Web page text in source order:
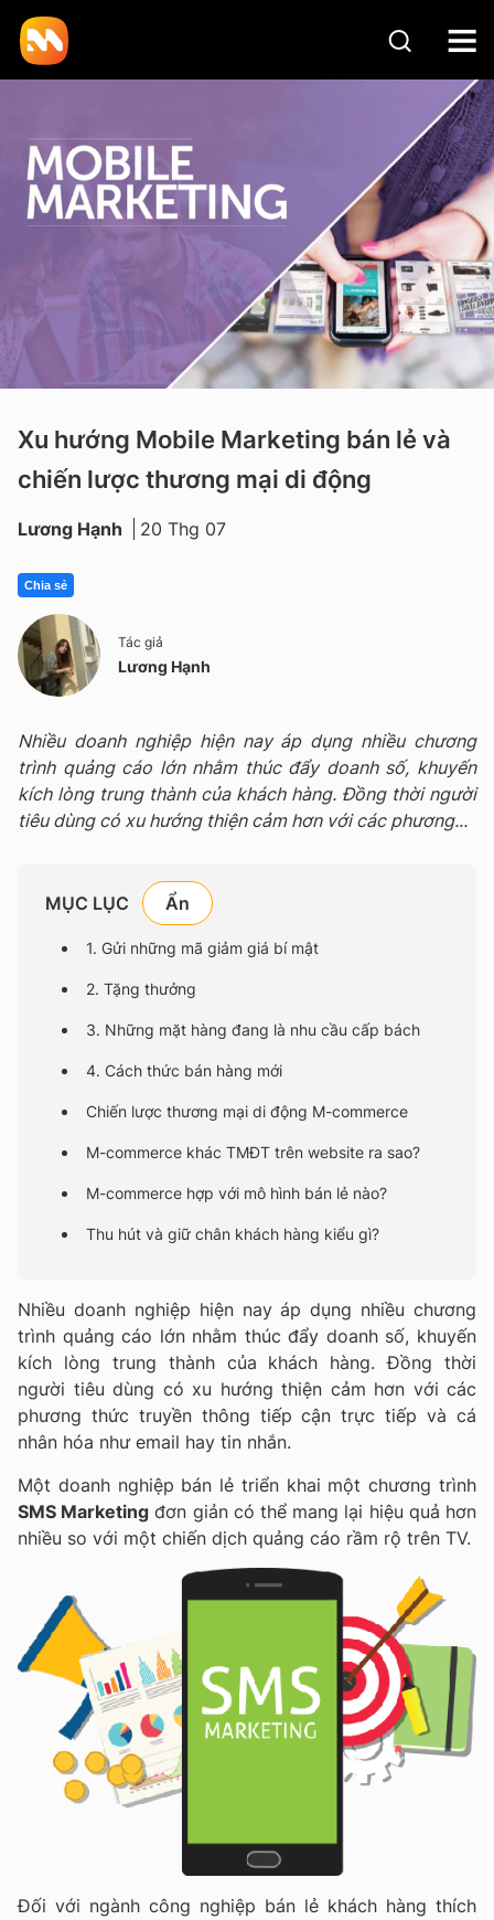
Xu hướng Mobile Marketing bán lẻ và
chiến lược thương mại di động
Lương Hạnh 20 Thg 07
Chia sẻ
Tác giả
Lương Hạnh
Nhiều doanh nghiệp hiện nay áp dụng nhiều chương
trình quảng cáo lớn nhằm thúc đẩy doanh số, khuyến
kích lòng trung thành của khách hàng. Đồng thời người
tiêu dùng có xu hướng thiện cảm hơn với các phương...
MỤC LỤC
1. Gửi những mã giảm giá bí mật
2. Tặng thưởng
3. Những mặt hàng đang là nhu cầu cấp bách
4. Cách thức bán hàng mới
Chiến lược thương mại di động M-commerce
M-commerce khác TMĐT trên website ra sao?
M-commerce hợp với mô hình bán lẻ nào?
Thu hút và giữ chân khách hàng kiểu gì?
Nhiều doanh nghiệp hiện nay áp dụng nhiều chương
trình quảng cáo lớn nhằm thúc đẩy doanh số, khuyến
kích lòng trung thành của khách hàng. Đồng thời
người tiêu dùng có xu hướng thiện cảm hơn với các
phương thức truyền thông tiếp cận trực tiếp và cá
nhân hóa như email hay tin nhắn.
Một doanh nghiệp bán lẻ triển khai một chương trình
SMS Marketing đơn giản có thể mang lại hiệu quả hơn
nhiều so với một chiến dịch quảng cáo rầm rộ trên TV.
Đối với ngành công nghiệp bán lẻ khách hàng thích